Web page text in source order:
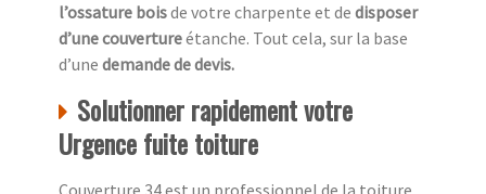
l’ossature boisde votre charpente et de disposer
d’une couvertureétanche. Tout cela, sur la base
d’une demande de devis.
Solutionner rapidement votre
Urgence fuite toiture